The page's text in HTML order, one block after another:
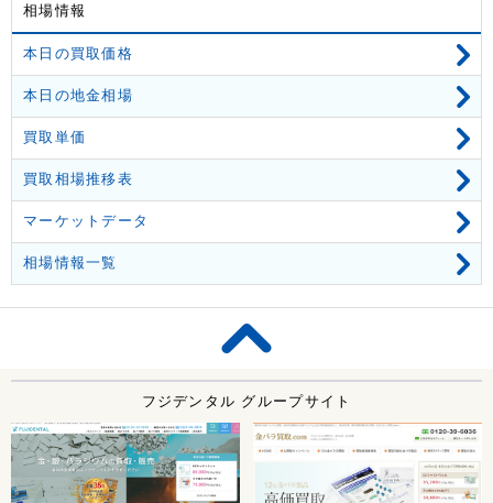
相場情報
本日の買取価格
本日の地金相場
買取単価
買取相場推移表
マーケットデータ
相場情報一覧
フジデンタル グループサイト